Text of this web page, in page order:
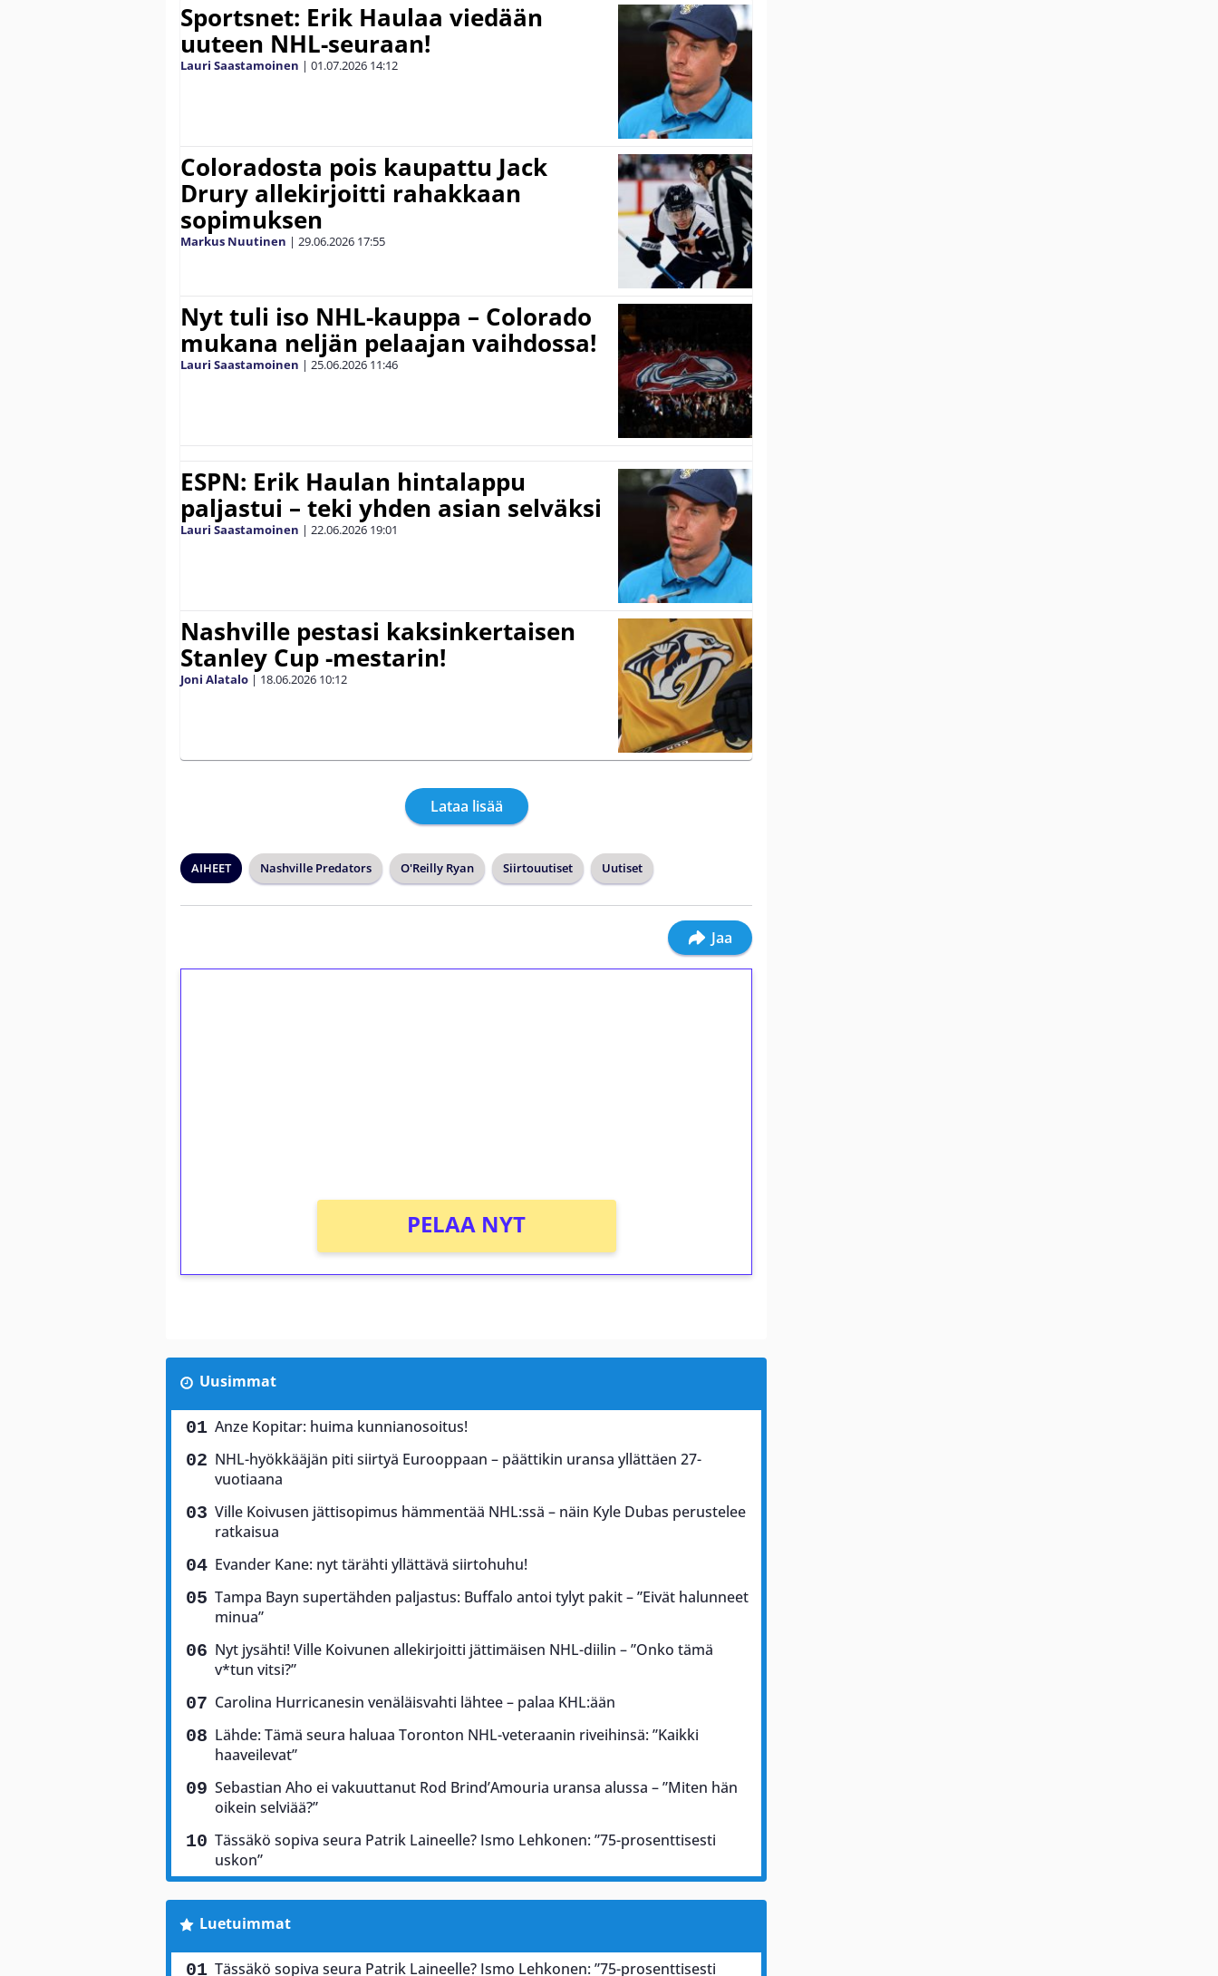
Sportsnet: Erik Haulaa viedään
uuteen NHL-seuraan!
Lauri Saastamoinen | 01.07.2026 14:12
Coloradosta pois kaupattu Jack
Drury allekirjoitti rahakkaan
sopimuksen
Markus Nuutinen | 29.06.2026 17:55
Nyt tuli iso NHL-kauppa – Colorado
mukana neljän pelaajan vaihdossa!
Lauri Saastamoinen | 25.06.2026 11:46
ESPN: Erik Haulan hintalappu
paljastui – teki yhden asian selväksi
Lauri Saastamoinen | 22.06.2026 19:01
Nashville pestasi kaksinkertaisen
Stanley Cup -mestarin!
Joni Alatalo | 18.06.2026 10:12
Lataa lisää
AIHEET Nashville Predators O'Reilly Ryan Siirtouutiset Uutiset
Jaa
PELAA NYT
Uusimmat
Anze Kopitar: huima kunnianosoitus!
NHL-hyökkääjän piti siirtyä Eurooppaan – päättikin uransa yllättäen 27-
vuotiaana
Ville Koivusen jättisopimus hämmentää NHL:ssä – näin Kyle Dubas perustelee
ratkaisua
Evander Kane: nyt tärähti yllättävä siirtohuhu!
Tampa Bayn supertähden paljastus: Buffalo antoi tylyt pakit – ”Eivät halunneet
minua”
Nyt jysähti! Ville Koivunen allekirjoitti jättimäisen NHL-diilin – ”Onko tämä
v*tun vitsi?”
Carolina Hurricanesin venäläisvahti lähtee – palaa KHL:ään
Lähde: Tämä seura haluaa Toronton NHL-veteraanin riveihinsä: ”Kaikki
haaveilevat”
Sebastian Aho ei vakuuttanut Rod Brind’Amouria uransa alussa – ”Miten hän
oikein selviää?”
Tässäkö sopiva seura Patrik Laineelle? Ismo Lehkonen: ”75-prosenttisesti
uskon”
Luetuimmat
Tässäkö sopiva seura Patrik Laineelle? Ismo Lehkonen: ”75-prosenttisesti